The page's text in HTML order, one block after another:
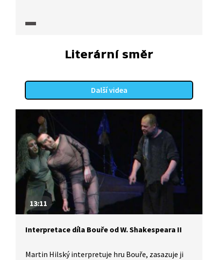
Literární směr
Další videa
13:11
Interpretace díla Bouře od W. Shakespeara II
Martin Hilský interpretuje hru Bouře, zasazuje ji